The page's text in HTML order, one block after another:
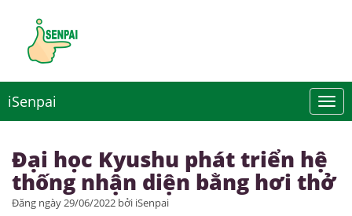
iSenpai
Đại học Kyushu phát triển hệ
thống nhận diện bằng hơi thở
Đăng ngày 29/06/2022 bởi iSenpai